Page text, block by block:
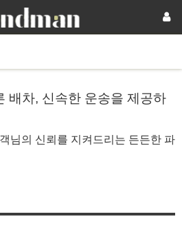
배차, 신속한 운송을 제공하
님의 신뢰를 지켜드리는 든든한 파